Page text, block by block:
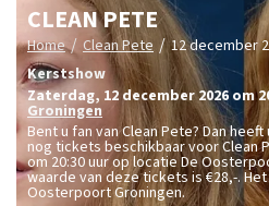
CLEAN PETE
Home / Clean Pete / 12 december
Kerstshow
zaterdag, 12 december 2026 om
Groningen
Bent u fan van Clean Pete? Dan
nog tickets beschikbaar voor Clean
om 20:30 uur op locatie De
waarde van deze tickets is€28,-.
Oosterpoort Groningen.